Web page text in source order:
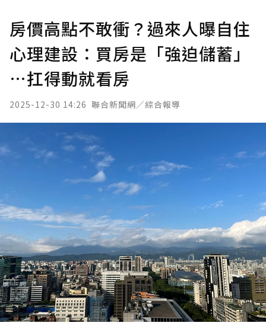
房價高點不敢衝？過來人曝自住
心理建設：買房是「強迫儲蓄」
…扛得動就看房
2025-12-30 14:26 聯合新聞網／綜合報導